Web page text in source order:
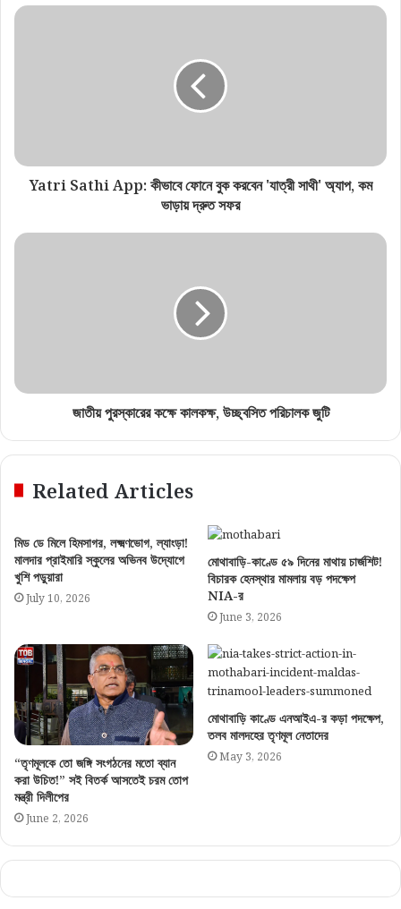
Yatri Sathi App: কীভাবে ফোনে বুক করবেন 'যাত্রী সাথী' অ্যাপ, কম
ভাড়ায় দ্রুত সফর
জাতীয় পুরস্কারের কক্ষে কালকক্ষ, উচ্ছ্বসিত পরিচালক জুটি
Related Articles
মিড ডে মিলে হিমসাগর, লক্ষ্মণভোগ, ল্যাংড়া!
মালদার প্রাইমারি স্কুলের অভিনব উদ্যোগে
খুশি পড়ুয়ারা
July 10, 2026
মোথাবাড়ি-কাণ্ডে ৫৯ দিনের মাথায় চার্জশিট!
বিচারক হেনস্থার মামলায় বড় পদক্ষেপ
NIA-র
June 3, 2026
“তৃণমূলকে তো জঙ্গি সংগঠনের মতো ব্যান
করা উচিত!” সই বিতর্ক আসতেই চরম তোপ
মন্ত্রী দিলীপের
June 2, 2026
মোথাবাড়ি কাণ্ডে এনআইএ-র কড়া পদক্ষেপ,
তলব মালদহের তৃণমূল নেতাদের
May 3, 2026